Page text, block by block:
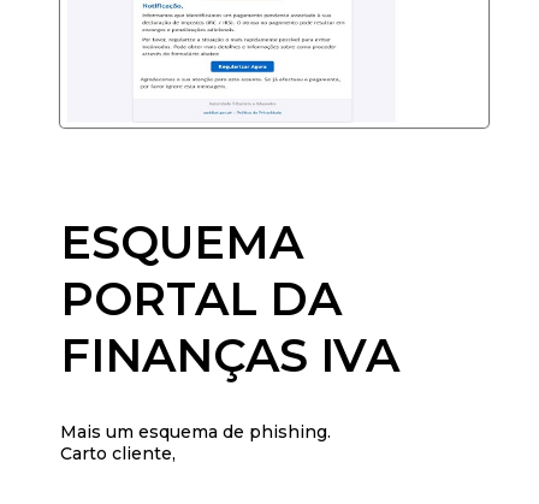
ESQUEMA
PORTAL DA
FINANÇAS IVA
Mais um esquema de phishing.
Carto cliente,